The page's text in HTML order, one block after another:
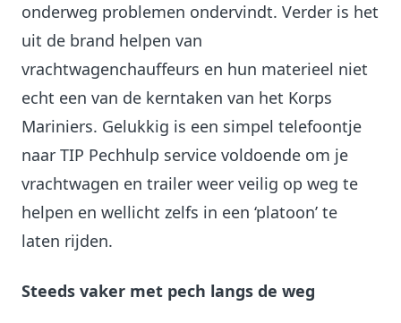
onderweg problemen ondervindt. Verder is het
uit de brand helpen van
vrachtwagenchauffeurs en hun materieel niet
echt een van de kerntaken van het Korps
Mariniers. Gelukkig is een simpel telefoontje
naar TIP Pechhulp service voldoende om je
vrachtwagen en trailer weer veilig op weg te
helpen en wellicht zelfs in een ‘platoon’ te
laten rijden.
Steeds vaker met pech langs de weg